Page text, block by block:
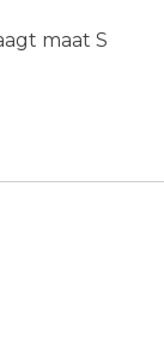
maat S